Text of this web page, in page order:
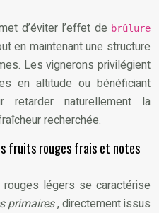
d’éviter l’effet de brûlure
en maintenant une structure
Les vignerons privilégient
en altitude ou bénéficiant
retarder naturellement la
recherchée.
fruits rouges frais et notes
légers se caractérise
primaires, directement issus